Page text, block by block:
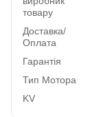
товару
Доставка/
Оплата
Гарантія
Тип Мотора
KV